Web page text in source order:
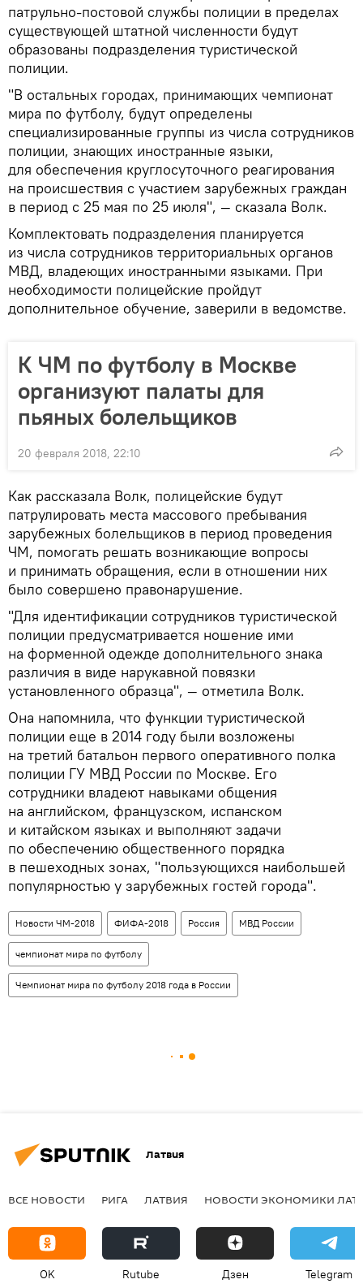
патрульно-постовой службы полиции в пределах
существующей штатной численности будут
образованы подразделения туристической
полиции.
"В остальных городах, принимающих чемпионат
мира по футболу, будут определены
специализированные группы из числа сотрудников
полиции, знающих иностранные языки,
для обеспечения круглосуточного реагирования
на происшествия с участием зарубежных граждан
в период с 25 мая по 25 июля", — сказала Волк.
Комплектовать подразделения планируется
из числа сотрудников территориальных органов
МВД, владеющих иностранными языками. При
необходимости полицейские пройдут
дополнительное обучение, заверили в ведомстве.
К ЧМ по футболу в Москве
организуют палаты для
пьяных болельщиков
20 февраля 2018, 22:10
Как рассказала Волк, полицейские будут
патрулировать места массового пребывания
зарубежных болельщиков в период проведения
ЧМ, помогать решать возникающие вопросы
и принимать обращения, если в отношении них
было совершено правонарушение.
"Для идентификации сотрудников туристической
полиции предусматривается ношение ими
на форменной одежде дополнительного знака
различия в виде нарукавной повязки
установленного образца", — отметила Волк.
Она напомнила, что функции туристической
полиции еще в 2014 году были возложены
на третий батальон первого оперативного полка
полиции ГУ МВД России по Москве. Его
сотрудники владеют навыками общения
на английском, французском, испанском
и китайском языках и выполняют задачи
по обеспечению общественного порядка
в пешеходных зонах, "пользующихся наибольшей
популярностью у зарубежных гостей города".
Новости ЧМ-2018 ФИФА-2018 Россия МВД России
чемпионат мира по футболу
Чемпионат мира по футболу 2018 года в России
Латвия
ВСЕ НОВОСТИ РИГА ЛАТВИЯ НОВОСТИ ЭКОНОМИКИ
OK Rutube Дзен Telegram